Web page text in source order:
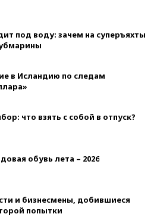
под воду: зачем на суперъяхты
в Исландию по следам
что взять с собой в отпуск?
обувь лета – 2026
и бизнесмены, добившиеся
попытки